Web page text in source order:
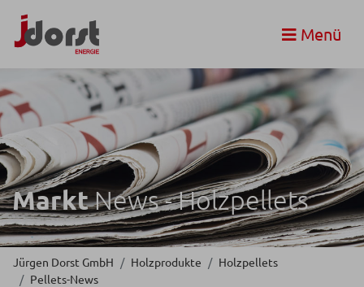
Menü
MarktNews - Holzpellets
Jürgen Dorst GmbH Holzprodukte
Holzpellets
Pellets-News